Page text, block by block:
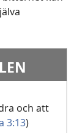
och att
3:13)